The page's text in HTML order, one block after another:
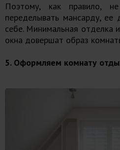
Поэтому, как правило,
переделывать мансарду,
себе. Минимальная отделка
окна довершат образ
5. Оформляем комнату